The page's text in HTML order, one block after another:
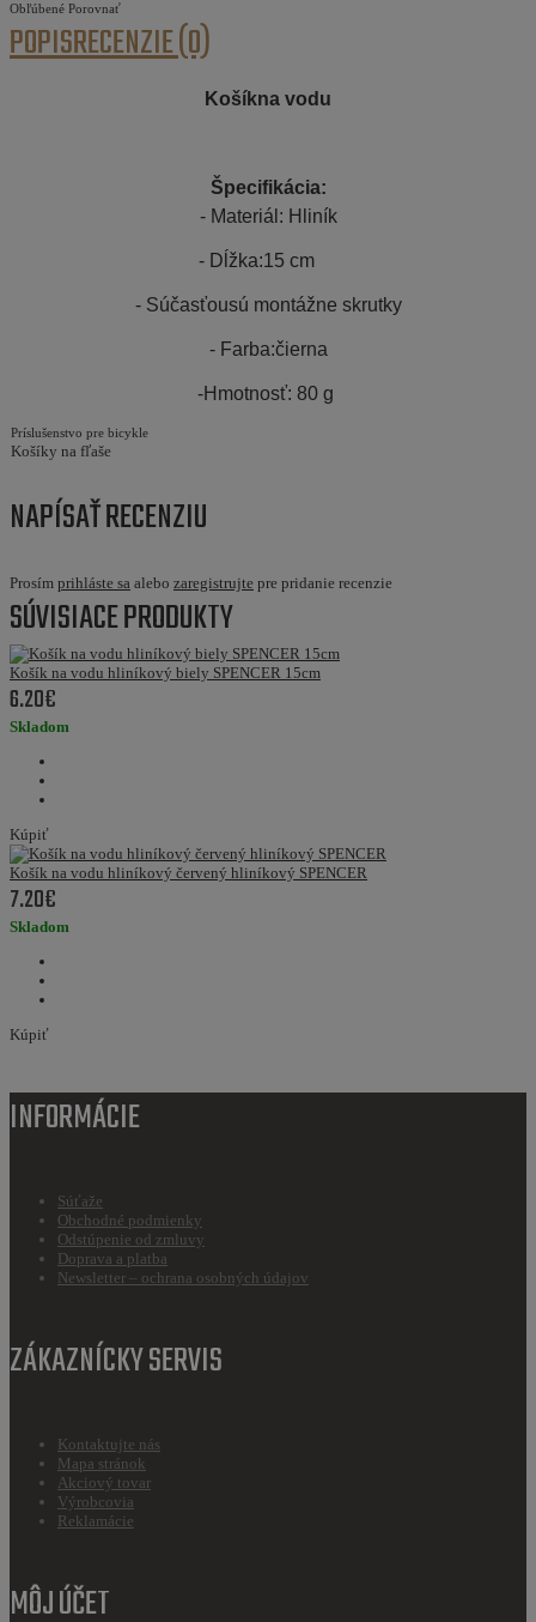
Obľúbené Porovnať
POPISRECENZIE (0)
Košíkna vodu
Špecifikácia:
- Materiál: Hliník
- Dĺžka:15 cm
- Súčasťousú montážne skrutky
- Farba:čierna
-Hmotnosť: 80 g
Príslušenstvo pre bicykle
Košíky na fľaše
NAPÍSAŤ RECENZIU
Prosím prihláste sa alebo zaregistrujte pre pridanie recenzie
SÚVISIACE PRODUKTY
Košík na vodu hliníkový biely SPENCER 15cm
6.20€
Skladom
Kúpiť
Košík na vodu hliníkový červený hliníkový SPENCER
7.20€
Skladom
Kúpiť
INFORMÁCIE
Súťaže
Obchodné podmienky
Odstúpenie od zmluvy
Doprava a platba
Newsletter – ochrana osobných údajov
ZÁKAZNÍCKY SERVIS
Kontaktujte nás
Mapa stránok
Akciový tovar
Výrobcovia
Reklamácie
MÔJ ÚČET